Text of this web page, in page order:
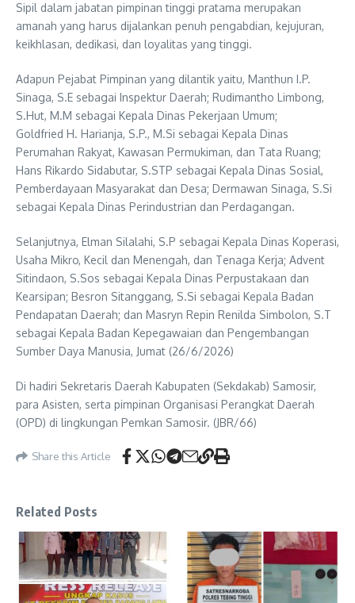
Sipil dalam jabatan pimpinan tinggi pratama merupakan
amanah yang harus dijalankan penuh pengabdian, kejujuran,
keikhlasan, dedikasi, dan loyalitas yang tinggi.
Adapun Pejabat Pimpinan yang dilantik yaitu, Manthun I.P.
Sinaga, S.E sebagai Inspektur Daerah; Rudimantho Limbong,
S.Hut, M.M sebagai Kepala Dinas Pekerjaan Umum;
Goldfried H. Harianja, S.P., M.Si sebagai Kepala Dinas
Perumahan Rakyat, Kawasan Permukiman, dan Tata Ruang;
Hans Rikardo Sidabutar, S.STP sebagai Kepala Dinas Sosial,
Pemberdayaan Masyarakat dan Desa; Dermawan Sinaga, S.Si
sebagai Kepala Dinas Perindustrian dan Perdagangan.
Selanjutnya, Elman Silalahi, S.P sebagai Kepala Dinas Koperasi,
Usaha Mikro, Kecil dan Menengah, dan Tenaga Kerja; Advent
Sitindaon, S.Sos sebagai Kepala Dinas Perpustakaan dan
Kearsipan; Besron Sitanggang, S.Si sebagai Kepala Badan
Pendapatan Daerah; dan Masryn Repin Renilda Simbolon, S.T
sebagai Kepala Badan Kepegawaian dan Pengembangan
Sumber Daya Manusia, Jumat (26/6/2026)
Di hadiri Sekretaris Daerah Kabupaten (Sekdakab) Samosir,
para Asisten, serta pimpinan Organisasi Perangkat Daerah
(OPD) di lingkungan Pemkan Samosir. (JBR/66)
Share this Article
Related Posts